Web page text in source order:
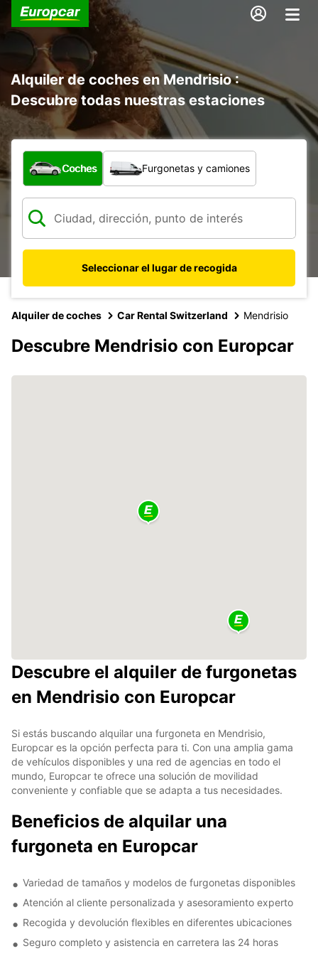
Alquiler de coches en Mendrisio :
Descubre todas nuestras estaciones
¿Qué tipo de vehículo?
Coches Furgonetas y camiones
Seleccionar el lugar de recogida
Alquiler de coches Car Rental Switzerland Mendrisio
Descubre Mendrisio con Europcar
Descubre el alquiler de furgonetas
en Mendrisio con Europcar
Si estás buscando alquilar una furgoneta en Mendrisio,
Europcar es la opción perfecta para ti. Con una amplia gama
de vehículos disponibles y una red de agencias en todo el
mundo, Europcar te ofrece una solución de movilidad
conveniente y confiable que se adapta a tus necesidades.
Beneficios de alquilar una
furgoneta en Europcar
Variedad de tamaños y modelos de furgonetas disponibles
Atención al cliente personalizada y asesoramiento experto
Recogida y devolución flexibles en diferentes ubicaciones
Seguro completo y asistencia en carretera las 24 horas